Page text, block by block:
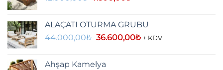
7.500,00₺.
ALAÇATI OTURMA GRUBU
44.000,00₺ Orijinal
36.600,00₺Şu
+ KDV
Ahşap Kamelya